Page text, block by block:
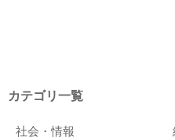
カテゴリ一覧
社会・情報